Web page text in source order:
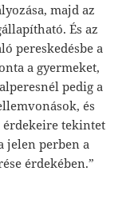
majd az
És az
pereskedésbe a
a gyermeket,
pedig a
és
érdekeire tekintet
jelen perben a
érdekében.”